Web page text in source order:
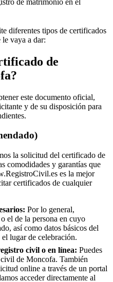
de matrimonio en el
diferentes tipos de certificados
vaya a dar:
de
?
este documento oficial,
y de su disposición para
la solicitud del certificado de
comodidades y garantías que
es la mejor
certificados de cualquier
Por lo general,
el de la persona en cuyo
así como datos básicos del
lugar de celebración.
civil o en línea: Puedes
civil de Moncofa. También
online a través de un portal
acceder directamente al